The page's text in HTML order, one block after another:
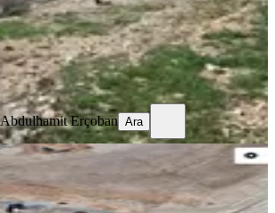
₺3.000.000 ₺
Abdulhamit Erçoban
Abdulhamit Erçoban Ara
Acil Acil Satılık Arsa
Elbistan